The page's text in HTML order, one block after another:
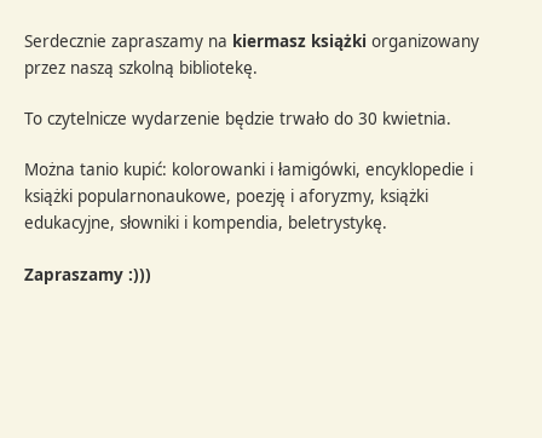
Serdecznie zapraszamy na kiermasz książki organizowany
przez naszą szkolną bibliotekę.
To czytelnicze wydarzenie będzie trwało do 30 kwietnia.
Można tanio kupić: kolorowanki i łamigówki, encyklopedie i
książki popularnonaukowe, poezję i aforyzmy, książki
edukacyjne, słowniki i kompendia, beletrystykę.
Zapraszamy :)))